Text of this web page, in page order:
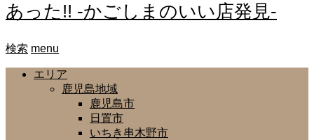
あった!! -かごしまのいい店発見-
検索 menu
エリア
鹿児島地域
鹿児島市
日置市
いちき串木野市